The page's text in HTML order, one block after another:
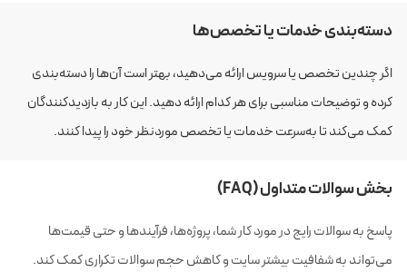
دسته‌بندی خدمات یا تخصص‌ها
اگر چندین تخصص یا سرویس ارائه می‌دهید، بهتر است آن‌ها را دسته‌بندی
کرده و توضیحات مناسبی برای هر کدام ارائه دهید. این کار به بازدیدکنندگان
کمک می‌کند تا به‌سرعت خدمات یا تخصص موردنظر خود را پیدا کنند.
بخش سوالات متداول (FAQ)
پاسخ به سوالات رایج در مورد کار شما، پروژه‌ها، فرآیندها و حتی قیمت‌ها
می‌تواند به شفافیت بیشتر سایت و کاهش حجم سوالات تکراری کمک کند.